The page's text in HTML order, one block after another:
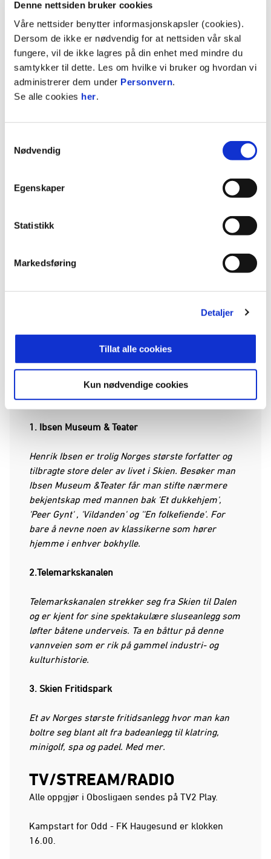
Denne nettsiden bruker cookies
Våre nettsider benytter informasjonskapsler (cookies).
Dersom de ikke er nødvendig for at nettsiden vår skal
fungere, vil de ikke lagres på din enhet med mindre du
samtykker til dette. Les om hvilke vi bruker og hvordan vi
administrerer dem under Personvern.
Se alle cookies her.
Nødvendig
Egenskaper
Statistikk
Markedsføring
Detaljer
Tillat alle cookies
Kun nødvendige cookies
bak navnet til Daniel Tewelde som er tilbake i Odds
BK denne sesongen på lån fra belgiske Lommel.
19-åringen står så langt med ni scoringer på 11
kamper i vårsesongen. Sanel Bojadzic - ny fra
Bryne til denne sesongen - følger dernest med
fem fulltreffere.
Varme dager på treningsfeltet denne uken.
TURISTATTRAKSJONER
historisk betydning - vi nevner i fleng Hjalmar
Johansen, Jan Thomas og Frode Johnsen - men
den aller største er trolig Ibsen. Typ Henrik, som
selvsagt har sitt eget museum i byen.
1. Ibsen Museum & Teater
Henrik Ibsen er trolig Norges største forfatter og
tilbragte store deler av livet i Skien. Besøker man
Ibsen Museum &Teater får man stifte nærmere
bekjentskap med mannen bak 'Et dukkehjem',
'Peer Gynt' , 'Vildanden' og ''En folkefiende'. For
bare å nevne noen av klassikerne som hører
hjemme i enhver bokhylle.
2.Telemarkskanalen
Telemarkskanalen strekker seg fra Skien til Dalen
og er kjent for sine spektakulære sluseanlegg som
løfter båtene underveis. Ta en båttur på denne
vannveien som er rik på gammel industri- og
kulturhistorie.
3. Skien Fritidspark
Et av Norges største fritidsanlegg hvor man kan
boltre seg blant alt fra badeanlegg til klatring,
minigolf, spa og padel. Med mer.
TV/STREAM/RADIO
Alle oppgjør i Obosligaen sendes på TV2 Play.
Kampstart for Odd - FK Haugesund er klokken
16.00.